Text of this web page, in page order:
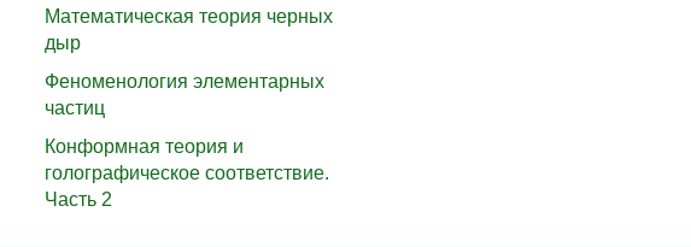
Математическая теория черных
дыр
Феноменология элементарных
частиц
Конформная теория и
голографическое соответствие.
Часть 2